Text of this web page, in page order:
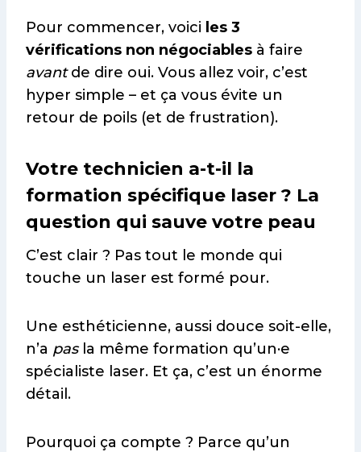
Pour commencer, voici les 3
vérifications non négociables à faire
avantde dire oui. Vous allez voir, c’est
hyper simple – et ça vous évite un
retour de poils (et de frustration).
Votre technicien a-t-il la
formation spécifique laser ? La
question qui sauve votre peau
C’est clair ? Pas tout le monde qui
touche un laser est formé pour.
Une esthéticienne, aussi douce soit-elle,
n’a pasla même formation qu’un·e
spécialiste laser. Et ça, c’est un énorme
détail.
Pourquoi ça compte ? Parce qu’un